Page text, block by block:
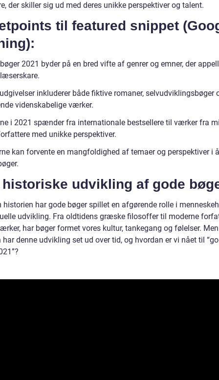
der skiller sig ud med deres unikke perspektiver og talent.
til featured snippet
2021 byder på en bred vifte af genrer og emner, der
inkluderer både fiktive romaner, selvudviklingsbøger
videnskabelige værker.
i 2021 spænder fra internationale bestsellere til værker fra
med unikke perspektiver.
kan forvente en mangfoldighed af temaer og perspektiver i
historiske udvikling af gode
historien har gode bøger spillet en afgørende rolle i
udvikling. Fra oldtidens græske filosoffer til moderne
har bøger formet vores kultur, tankegang og følelser. Men
har denne udvikling set ud over tid, og hvordan er vi nået til